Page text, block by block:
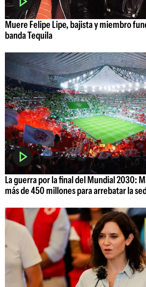
Muere Felipe Lipe, bajista y miembro
banda Tequila
La guerra por la final del Mundial 2030:
más de 450 millones para arrebatar la